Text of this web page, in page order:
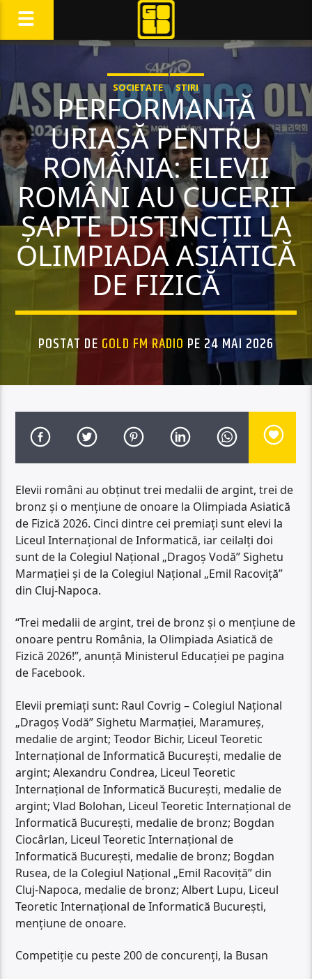
SOCIETATE STIRI
PERFORMANȚĂ
URIAȘĂ PENTRU
ROMÂNIA: ELEVII
ROMÂNI AU CUCERIT
ȘAPTE DISTINCȚII LA
OLIMPIADA ASIATICĂ
DE FIZICĂ
POSTAT DE GOLD FM RADIO PE 24 MAI 2026
Elevii români au obţinut trei medalii de argint, trei de
bronz şi o menţiune de onoare la Olimpiada Asiatică
de Fizică 2026. Cinci dintre cei premiaţi sunt elevi la
Liceul Internaţional de Informatică, iar ceilalţi doi
sunt de la Colegiul Naţional „Dragoş Vodă” Sighetu
Marmaţiei şi de la Colegiul Naţional „Emil Racoviţă”
din Cluj-Napoca.
“Trei medalii de argint, trei de bronz şi o menţiune de
onoare pentru România, la Olimpiada Asiatică de
Fizică 2026!”, anunţă Ministerul Educaţiei pe pagina
de Facebook.
Elevii premiaţi sunt: Raul Covrig – Colegiul Naţional
„Dragoş Vodă” Sighetu Marmaţiei, Maramureş,
medalie de argint; Teodor Bichir, Liceul Teoretic
Internaţional de Informatică Bucureşti, medalie de
argint; Alexandru Condrea, Liceul Teoretic
Internaţional de Informatică Bucureşti, medalie de
argint; Vlad Bolohan, Liceul Teoretic Internaţional de
Informatică Bucureşti, medalie de bronz; Bogdan
Ciocârlan, Liceul Teoretic Internaţional de
Informatică Bucureşti, medalie de bronz; Bogdan
Rusea, de la Colegiul Naţional „Emil Racoviţă” din
Cluj-Napoca, medalie de bronz; Albert Lupu, Liceul
Teoretic Internaţional de Informatică Bucureşti,
menţiune de onoare.
Competiţie cu peste 200 de concurenţi, la Busan